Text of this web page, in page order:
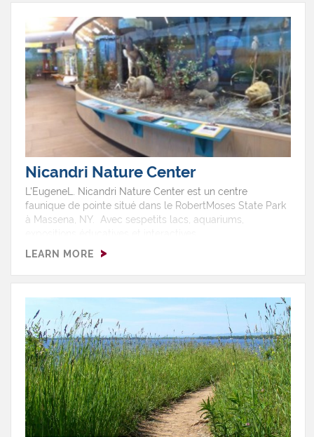
amateurs de nature et les familles.
Nicandri Nature Center
L'EugeneL. Nicandri Nature Center est un centre
faunique de pointe situé dans le RobertMoses State Park
à Massena, NY. Avec sespetits lacs, aquariums,
classesinteractives, un personnel attentif, le Nicandri
extérieure pour tous, et ce, à l’année.
LEARN MORE